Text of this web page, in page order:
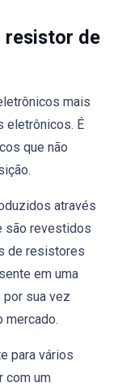
resistor de
mais
eletrônicos. É
que não
através
são revestidos
de resistores
em uma
sua vez
mercado.
para vários
com um